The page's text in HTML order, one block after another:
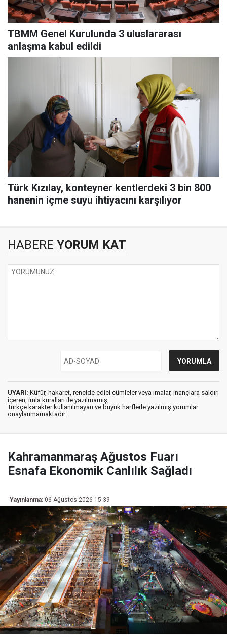
TBMM Genel Kurulunda 3 uluslararası
anlaşma kabul edildi
Türk Kızılay, konteyner kentlerdeki 3 bin 800
hanenin içme suyu ihtiyacını karşılıyor
HABERE YORUM KAT
UYARI: Küfür, hakaret, rencide edici cümleler veya imalar, inançlara saldırı
içeren, imla kuralları ile yazılmamış,
Türkçe karakter kullanılmayan ve büyük harflerle yazılmış yorumlar
onaylanmamaktadır.
Kahramanmaraş Ağustos Fuarı
Esnafa Ekonomik Canlılık Sağladı
Yayınlanma: 06 Ağustos 2026 15:39